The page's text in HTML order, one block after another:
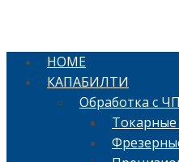
HOME
КАПАБИЛТИ
Обработка с